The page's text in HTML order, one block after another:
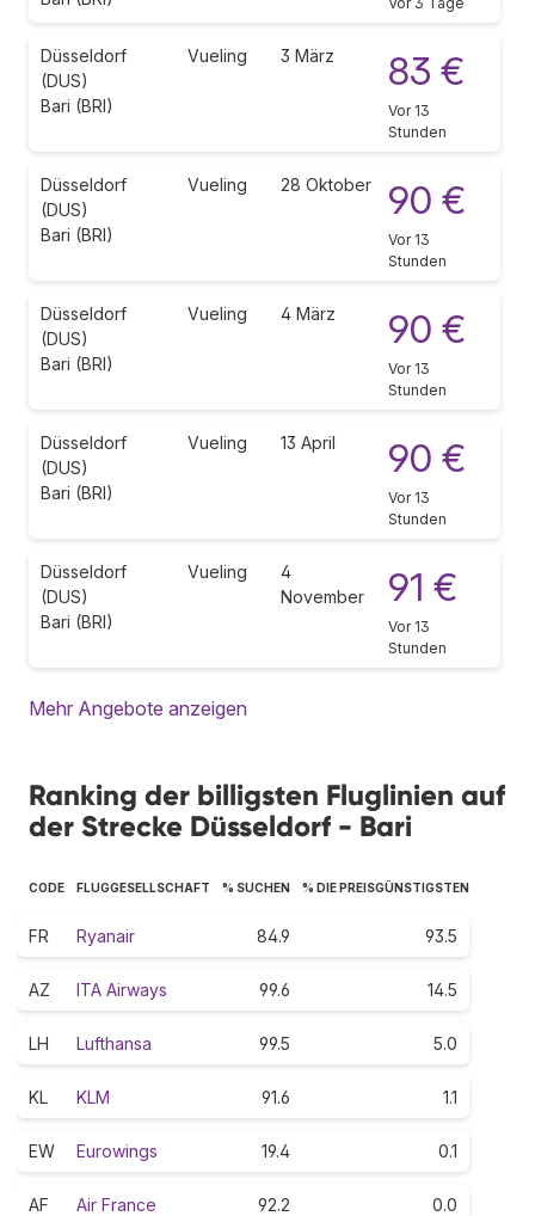
Düsseldorf
(DUS)
Bari (BRI)
Vueling 3 März 83 €
Vor 13
Stunden
Düsseldorf
(DUS)
Bari (BRI)
Vueling 28 Oktober 90 €
Vor 13
Stunden
Düsseldorf
(DUS)
Bari (BRI)
Vueling 4 März 90 €
Vor 13
Stunden
Düsseldorf
(DUS)
Bari (BRI)
Vueling 13 April 90 €
Vor 13
Stunden
Düsseldorf
(DUS)
Bari (BRI)
Vueling
4
November
91 €
Vor 13
Stunden
Mehr Angebote anzeigen
Ranking der billigsten Fluglinien auf
der Strecke Düsseldorf - Bari
CODE FLUGGESELLSCHAFT % SUCHEN % DIE PREISGÜNSTIGSTEN
FR Ryanair 84.9 93.5
AZ ITA Airways 99.6 14.5
LH Lufthansa 99.5 5.0
KL KLM 91.6 1.1
EW Eurowings 19.4 0.1
AF Air France 92.2 0.0